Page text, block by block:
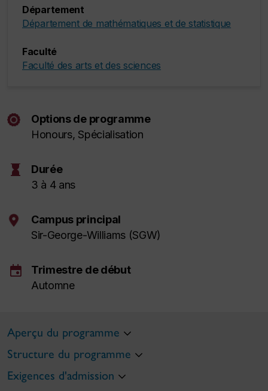
Département
Département de mathématiques et de statistique
Faculté
Faculté des arts et des sciences
Options de programme
Honours, Spécialisation
hourglass
Durée
3 à 4 ans
Campus principal
Sir-George-Williams (SGW)
event
Trimestre de début
Automne
Aperçu du programme
Structure du programme
Exigences d'admission